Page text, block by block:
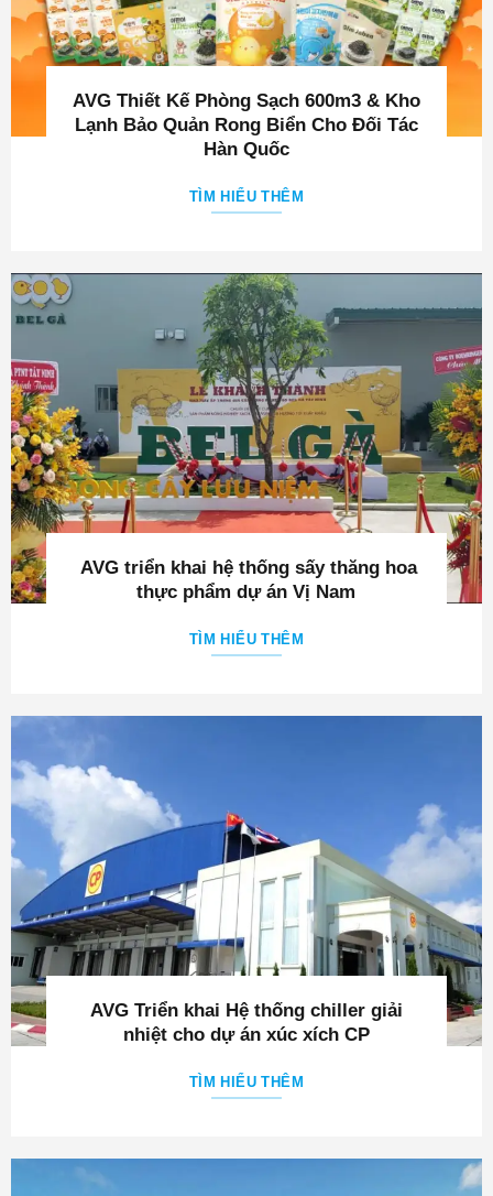
TÌM HIỂU THÊM
AVG triển khai hệ thống sấy thăng hoa
thực phẩm dự án Vị Nam
TÌM HIỂU THÊM
AVG Triển khai Hệ thống chiller giải
nhiệt cho dự án xúc xích CP
TÌM HIỂU THÊM